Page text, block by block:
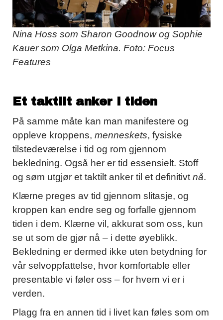
Nina Hoss som Sharon Goodnow og Sophie
Kauer som Olga Metkina. Foto: Focus
Features
Et taktilt anker i tiden
På samme måte kan man manifestere og
oppleve kroppens, menneskets, fysiske
tilstedeværelse i tid og rom gjennom
bekledning. Også her er tid essensielt. Stoff
og søm utgjør et taktilt anker til et definitivt nå.
Klærne preges av tid gjennom slitasje, og
kroppen kan endre seg og forfalle gjennom
tiden i dem. Klærne vil, akkurat som oss, kun
se ut som de gjør nå – i dette øyeblikk.
Bekledning er dermed ikke uten betydning for
vår selvoppfattelse, hvor komfortable eller
presentable vi føler oss – for hvem vi er i
verden.
Plagg fra en annen tid i livet kan føles som om